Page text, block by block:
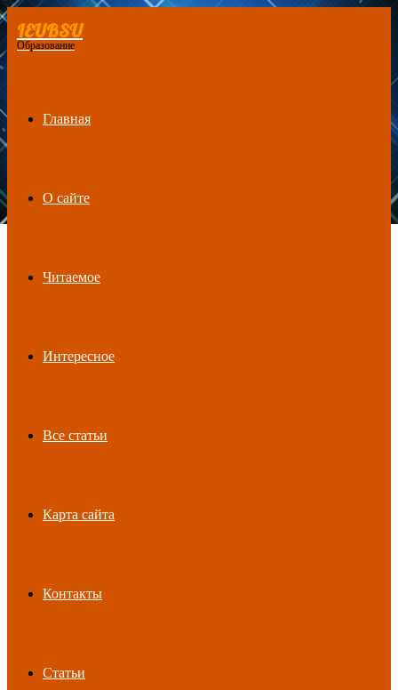
Menu
IEUBSU
Образование
Главная
О сайте
Читаемое
Интересное
Все статьи
Карта сайта
Контакты
Статьи